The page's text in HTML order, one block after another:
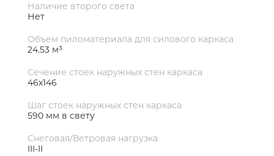
Наличие второго света
Нет
Объем пиломатериала для силового каркаса
24.53 м³
Сечение стоек наружных стен каркаса
46х146
Шаг стоек наружных стен каркаса
590 мм в свету
Снеговая/Ветровая нагрузка
III-II